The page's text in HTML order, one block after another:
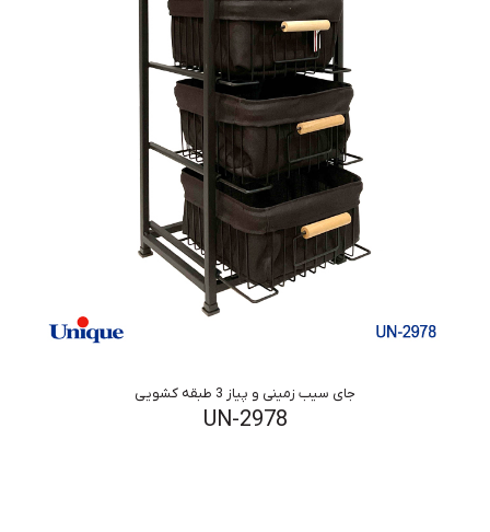
جای سیب زمینی و پیاز 3 طبقه کشویی
UN-2978